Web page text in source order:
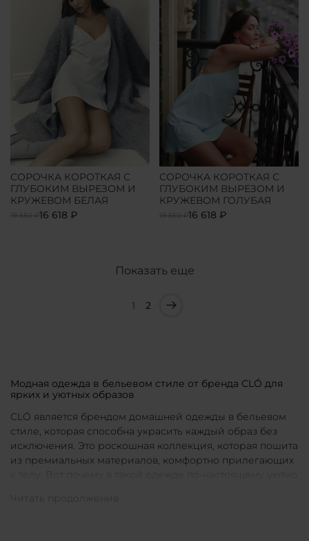
СОРОЧКА КОРОТКАЯ С
ГЛУБОКИМ ВЫРЕЗОМ И
КРУЖЕВОМ БЕЛАЯ
19 550 ₽16 618 ₽
СОРОЧКА КОРОТКАЯ С
ГЛУБОКИМ ВЫРЕЗОМ И
КРУЖЕВОМ ГОЛУБАЯ
19 550 ₽16 618 ₽
Показать еще
1 2
Модная одежда в бельевом стиле от бренда CLÓ для
ярких и уютных образов
CLÓ является брендом домашней одежды в бельевом
стиле, которая способна украсить каждый образ без
исключения. Это роскошная коллекция, которая пошита
из премиальных материалов, комфортно прилегающих
к телу. Вот почему в такой одежде по-настоящему уютно